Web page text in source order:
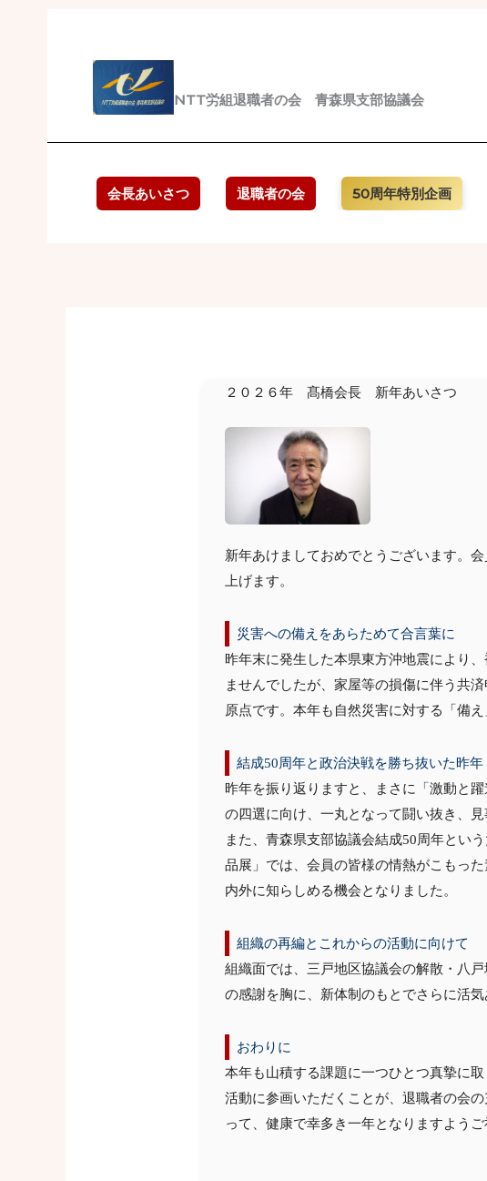
NTT労組退職者の会 青森県支部協議会
会長あいさつ 退職者の会 50周年特別企画
２０２６年 髙橋会長 新年あいさつ
新年あけましておめでとうございます。
上げます。
災害への備えをあらためて合言葉に
昨年末に発生した本県東方沖地震により
ませんでしたが、家屋等の損傷に伴う共
原点です。本年も自然災害に対する「備
結成50周年と政治決戦を勝ち抜いた昨年
昨年を振り返りますと、まさに「激動と
の四選に向け、一丸となって闘い抜き、
また、青森県支部協議会結成50周年とい
品展」では、会員の皆様の情熱がこもっ
内外に知らしめる機会となりました。
組織の再編とこれからの活動に向けて
組織面では、三戸地区協議会の解散・八
の感謝を胸に、新体制のもとでさらに活
おわりに
本年も山積する課題に一つひとつ真摯に
活動に参画いただくことが、退職者の会
って、健康で幸多き一年となりますよう